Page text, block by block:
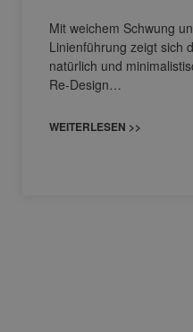
Mit weichem Schwung
Linienführung zeigt sich
natürlich und
Re-Design…
WEITERLESEN >>